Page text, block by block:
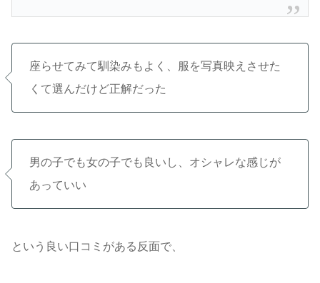
座らせてみて馴染みもよく、服を写真映えさせた
くて選んだけど正解だった
男の子でも女の子でも良いし、オシャレな感じが
あっていい
という良い口コミがある反面で、